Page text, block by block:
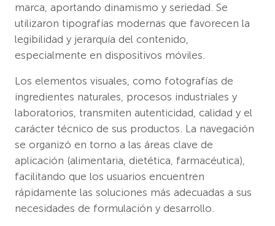
marca, aportando dinamismo y seriedad. Se
utilizaron tipografías modernas que favorecen la
legibilidad y jerarquía del contenido,
especialmente en dispositivos móviles.
Los elementos visuales, como fotografías de
ingredientes naturales, procesos industriales y
laboratorios, transmiten autenticidad, calidad y el
carácter técnico de sus productos. La navegación
se organizó en torno a las áreas clave de
aplicación (alimentaria, dietética, farmacéutica),
facilitando que los usuarios encuentren
rápidamente las soluciones más adecuadas a sus
necesidades de formulación y desarrollo.